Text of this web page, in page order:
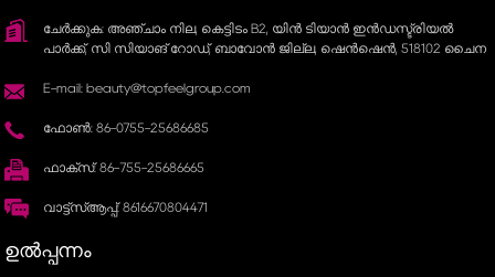
ചേർക്കുക: അഞ്ചാം നില, കെട്ടിടം B2, യിൻ ടിയാൻ ഇൻഡസ്ട്രിയൽ
പാർക്ക്, സി സിയാങ് റോഡ്, ബാവോൻ ജില്ല, ഷെൻ‌ഷെൻ, 518102 ചൈന
E-mail: beauty@topfeelgroup.com
ഫോൺ: 86-0755-25686685
ഫാക്സ്: 86-755-25686665
വാട്ട്‌സ്ആപ്പ്: 8616670804471
ഉൽപ്പന്നം